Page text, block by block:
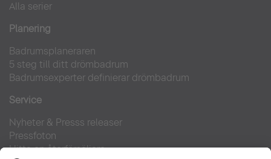
Alla serier
Planering
Badrumsplaneraren
5 steg till ditt drömbadrum
Badrumsexperter definierar drömbadrum
Service
Nyheter & Presss releaser
Pressfoton
Hitta en återförsäljare